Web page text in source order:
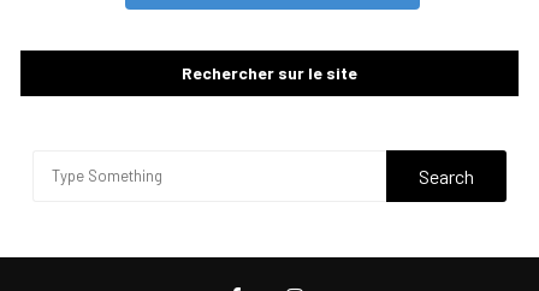
Rechercher sur le site